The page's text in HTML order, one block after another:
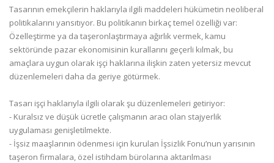
Tasarının emekçilerin haklarıyla ilgili maddeleri hükümetin neoliberal
politikalarını yansıtıyor. Bu politikanın birkaç temel özelliği var:
Özelleştirme ya da taşeronlaştırmaya ağırlık vermek, kamu
sektöründe pazar ekonomisinin kurallarını geçerli kılmak, bu
amaçlara uygun olarak işçi haklarına ilişkin zaten yetersiz mevcut
düzenlemeleri daha da geriye götürmek.
Tasarı işçi haklarıyla ilgili olarak şu düzenlemeleri getiriyor:
- Kuralsız ve düşük ücretle çalışmanın aracı olan stajyerlik
uygulaması genişletilmekte.
- İşsiz maaşlarının ödenmesi için kurulan İşsizlik Fonu’nun yarısının
taşeron firmalara, özel istihdam bürolarına aktarılması